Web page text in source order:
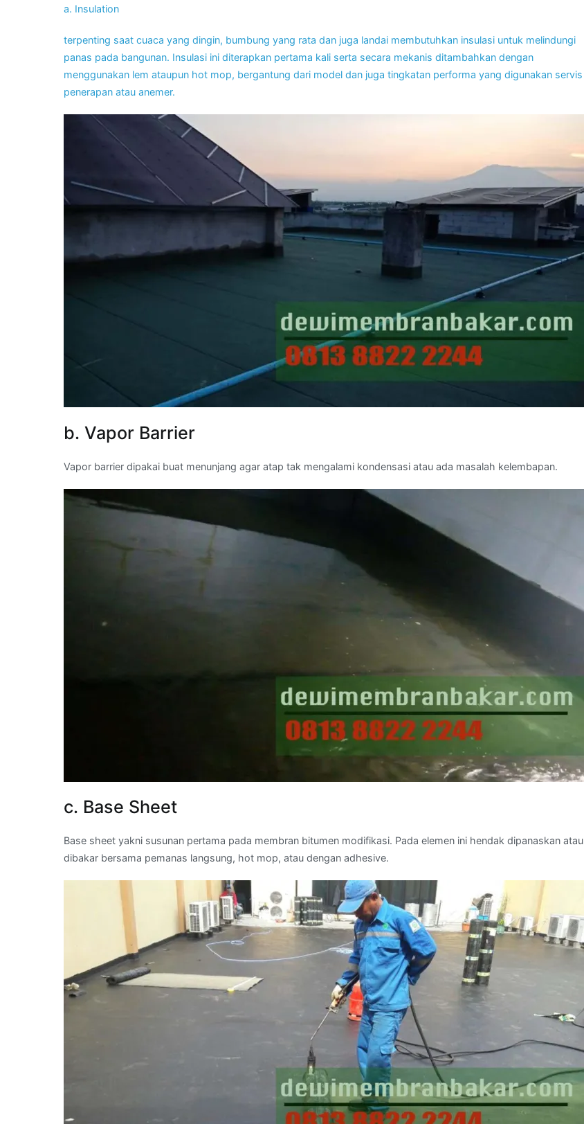
a. Insulation
terpenting saat cuaca yang dingin, bumbung yang rata dan juga landai membutuhkan insulasi untuk melindungi
panas pada bangunan. Insulasi ini diterapkan pertama kali serta secara mekanis ditambahkan dengan
menggunakan lem ataupun hot mop, bergantung dari model dan juga tingkatan performa yang digunakan servis
penerapan atau anemer.
b. Vapor Barrier
Vapor barrier dipakai buat menunjang agar atap tak mengalami kondensasi atau ada masalah kelembapan.
c. Base Sheet
Base sheet yakni susunan pertama pada membran bitumen modifikasi. Pada elemen ini hendak dipanaskan atau
dibakar bersama pemanas langsung, hot mop, atau dengan adhesive.